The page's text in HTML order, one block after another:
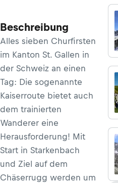
Beschreibung
Alles sieben Churfirsten
im Kanton St. Gallen in
der Schweiz an einen
Tag: Die sogenannte
Kaiserroute bietet auch
dem trainierten
Wanderer eine
Herausforderung! Mit
Start in Starkenbach
und Ziel auf dem
Chäserrugg werden um